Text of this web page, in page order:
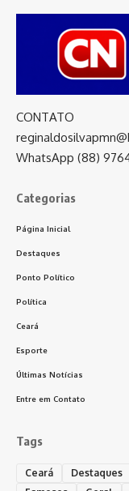
CONTATO
WhatsApp (88)
Categorias
Página Inicial
Destaques
Ponto Político
Política
Ceará
Esporte
Últimas Notícias
Entre em Contato
Tags
Ceará Destaques